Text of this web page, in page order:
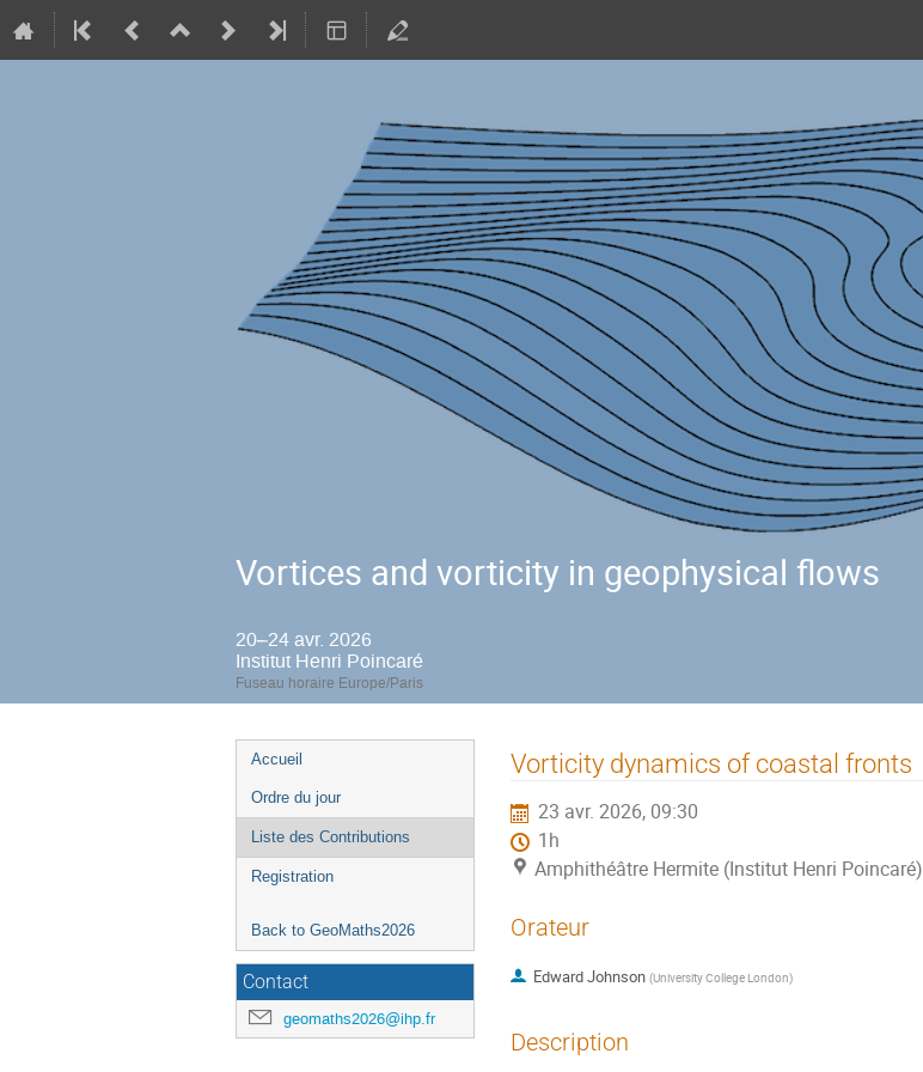
Vortices and vorticity in geophysical flows
20–24 avr. 2026
Institut Henri Poincaré
Fuseau horaire Europe/Paris
Menu
de
l'événement
Accueil
Ordre du jour
Liste des Contributions
Registration
Back to GeoMaths2026
Contact
geomaths2026@ihp.fr
Vorticity dynamics of coastal fronts
23 avr. 2026, 09:30
1h
Amphithéâtre Hermite (Institut Henri Poincaré)
Orateur
Edward Johnson (University College London)
Description